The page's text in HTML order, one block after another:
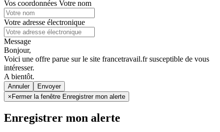
Vos coordonnées Votre nom
Votre adresse électronique
Message
Bonjour,
Voici une offre parue sur le site francetravail.fr susceptible de vous
intéresser.
A bientôt.
Annuler
× Fermer la fenêtre Enregistrer mon alerte
Enregistrer mon alerte